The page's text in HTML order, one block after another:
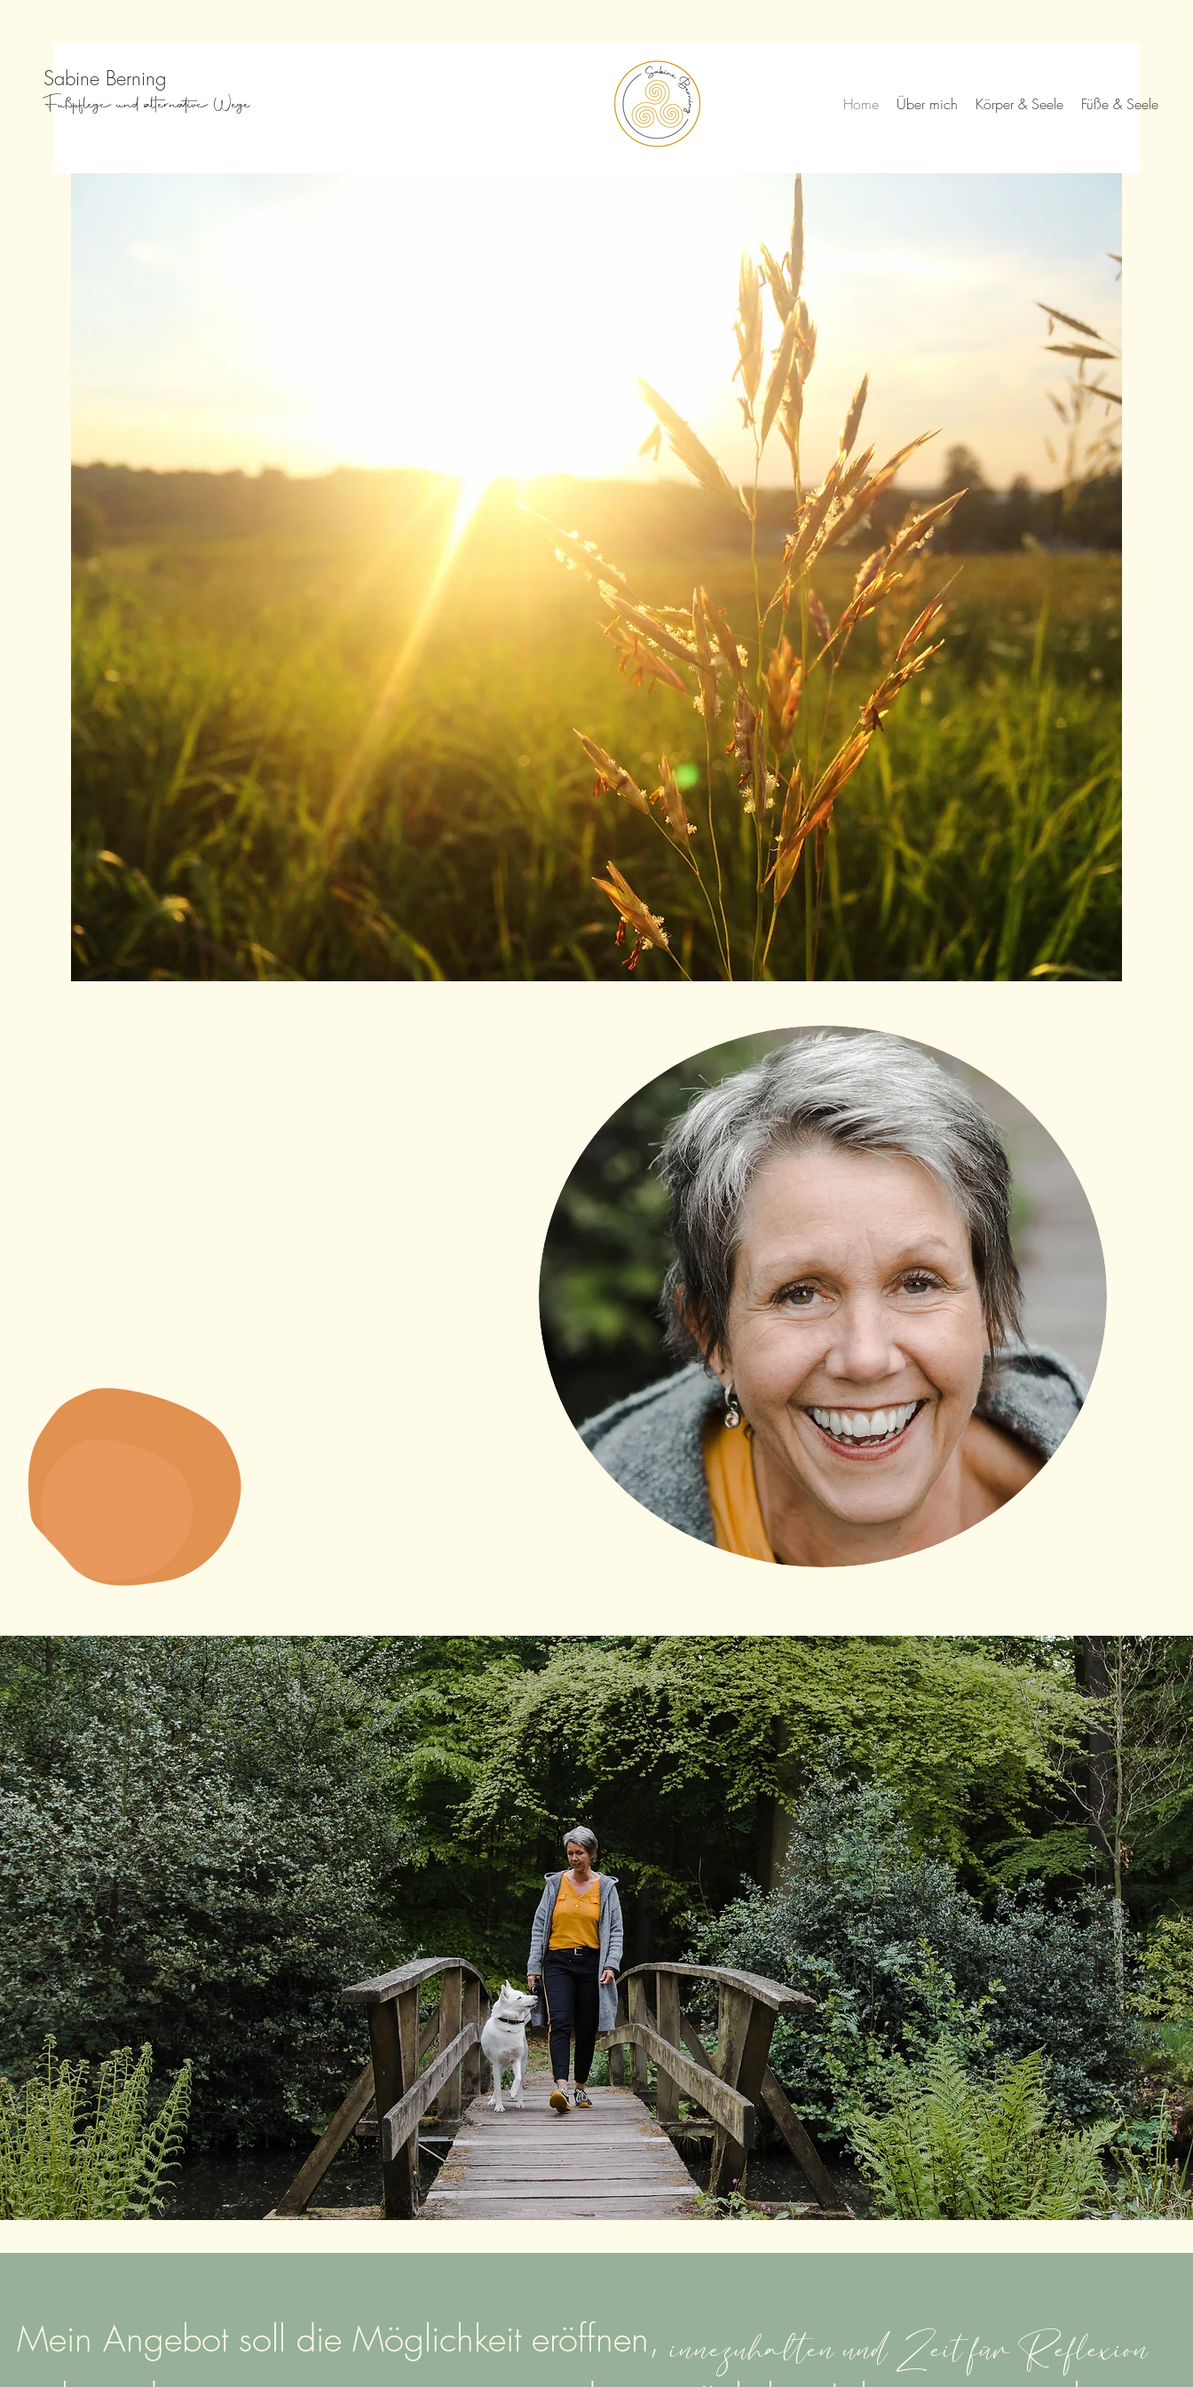
Fußpflege und alternative Wege
Sabine Berning
Home Über mich Körper & Seele Füße & Seele
Ich liebe meine Arbeit als ganzheitliche
Fußpflegerin, sowie die Arbeit mit dem
Auf diesem Wege möchte ich mich von Herzen
kostbare Begleitung
Unsere Füße sind die Wurzeln,
die uns tragen - Tag für Tag.
Mein Angebot soll die Möglichkeit eröffnen, innezuhalten und Zeit für Reflexion